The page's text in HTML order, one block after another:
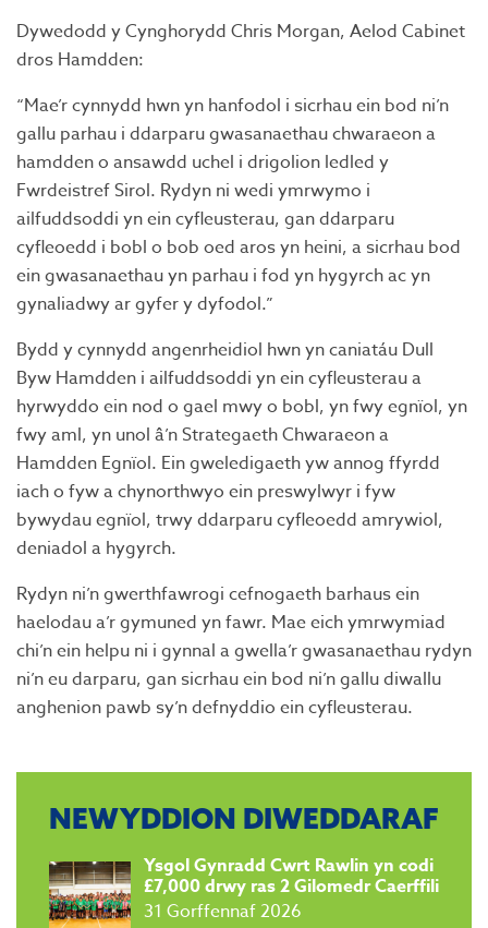
Dywedodd y Cynghorydd Chris Morgan, Aelod Cabinet
dros Hamdden:
“Mae’r cynnydd hwn yn hanfodol i sicrhau ein bod ni’n
gallu parhau i ddarparu gwasanaethau chwaraeon a
hamdden o ansawdd uchel i drigolion ledled y
Fwrdeistref Sirol. Rydyn ni wedi ymrwymo i
ailfuddsoddi yn ein cyfleusterau, gan ddarparu
cyfleoedd i bobl o bob oed aros yn heini, a sicrhau bod
ein gwasanaethau yn parhau i fod yn hygyrch ac yn
gynaliadwy ar gyfer y dyfodol.”
Bydd y cynnydd angenrheidiol hwn yn caniatáu Dull
Byw Hamdden i ailfuddsoddi yn ein cyfleusterau a
hyrwyddo ein nod o gael mwy o bobl, yn fwy egnïol, yn
fwy aml, yn unol â’n Strategaeth Chwaraeon a
Hamdden Egnïol. Ein gweledigaeth yw annog ffyrdd
iach o fyw a chynorthwyo ein preswylwyr i fyw
bywydau egnïol, trwy ddarparu cyfleoedd amrywiol,
deniadol a hygyrch.
Rydyn ni’n gwerthfawrogi cefnogaeth barhaus ein
haelodau a’r gymuned yn fawr. Mae eich ymrwymiad
chi’n ein helpu ni i gynnal a gwella’r gwasanaethau rydyn
ni’n eu darparu, gan sicrhau ein bod ni’n gallu diwallu
anghenion pawb sy’n defnyddio ein cyfleusterau.
NEWYDDION DIWEDDARAF
Ysgol Gynradd Cwrt Rawlin yn codi
£7,000 drwy ras 2 Gilomedr Caerffili
31 Gorffennaf 2026